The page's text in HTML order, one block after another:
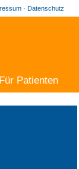
· Datenschutz
Für Patienten